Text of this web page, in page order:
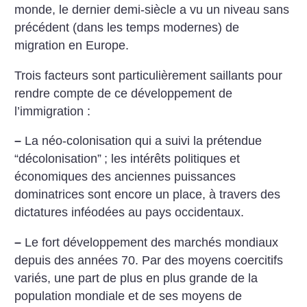
monde, le dernier demi-siècle a vu un niveau sans
précédent (dans les temps modernes) de
migration en Europe.
Trois facteurs sont particulièrement saillants pour
rendre compte de ce développement de
l’immigration :
– La néo-colonisation qui a suivi la prétendue
“décolonisation” ; les intérêts politiques et
économiques des anciennes puissances
dominatrices sont encore un place, à travers des
dictatures inféodées au pays occidentaux.
– Le fort développement des marchés mondiaux
depuis des années 70. Par des moyens coercitifs
variés, une part de plus en plus grande de la
population mondiale et de ses moyens de